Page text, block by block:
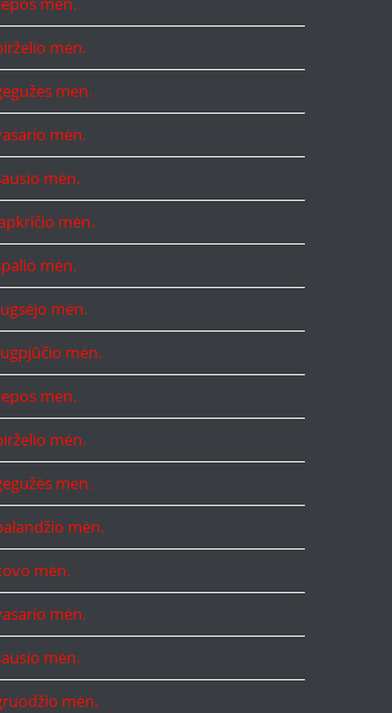
mėn.
mėn.
mėn.
mėn.
mėn.
mėn.
mėn.
mėn.
mėn.
mėn.
mėn.
mėn.
mėn.
mėn.
mėn.
mėn.